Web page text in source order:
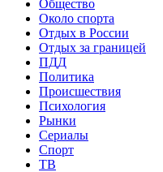
Общество
Около спорта
Отдых в России
Отдых за границей
ПДД
Политика
Происшествия
Психология
Рынки
Сериалы
Спорт
ТВ